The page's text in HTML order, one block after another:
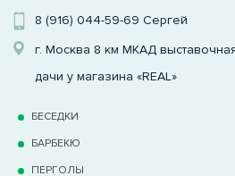
8 (916) 044-59-69 Сергей
г. Москва 8 км МКАД
дачи у магазина «REAL»
БЕСЕДКИ
БАРБЕКЮ
ПЕРГОЛЫ